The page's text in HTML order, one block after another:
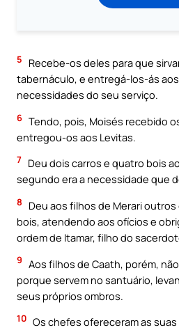
5
Recebe-os deles para que
tabernáculo, e entregá-los-ás
necessidades do seu serviço.
6 Tendo, pois, Moisés recebido
entregou-os aos Levitas.
7 Deu dois carros e quatro bois
segundo era a necessidade que
8
Deu aos filhos de Merari
bois, atendendo aos ofícios e
ordem de Itamar, filho do
9 Aos filhos de Caath, porém,
porque servem no santuário,
seus próprios ombros.
10 Os chefes ofereceram as